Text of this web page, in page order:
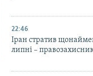
22:46
Іран стратив
липні –